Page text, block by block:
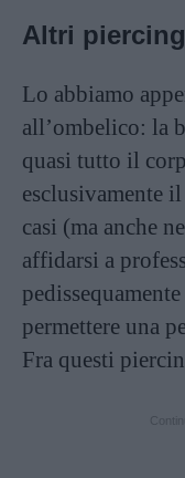
Altri piercing
Lo abbiamo
all’ombelico: la
quasi tutto il
esclusivamente
casi (ma anche
affidarsi a
permettere una
Fra questi